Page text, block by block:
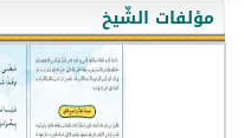
مؤلفات الشّيخ